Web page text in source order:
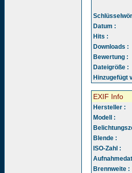
Datum :
Hits :
Downloads :
Bewertung :
Dateigröße :
Hinzugefügt
EXIF Info
Hersteller :
Modell :
Blende :
ISO-Zahl :
Brennweite :